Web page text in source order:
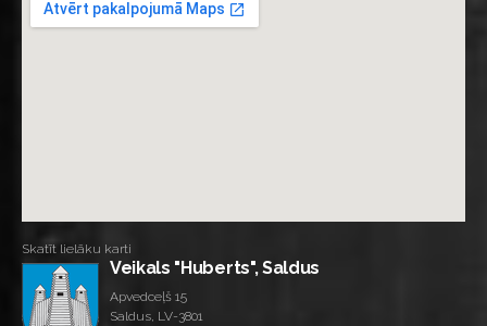
Skatīt lielāku karti
Veikals "Huberts", Saldus
Apvedceļš 15
Saldus, LV-3801